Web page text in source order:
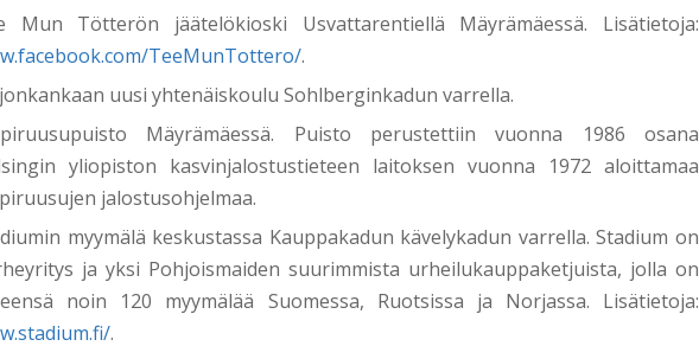
Mun Tötterön jäätelökioski Usvattarentiellä Mäyrämäessä. Lisätietoja:
TeeMunTottero/.
uusi yhtenäiskoulu Sohlberginkadun varrella.
Mäyrämäessä. Puisto perustettiin vuonna 1986 osana
yliopiston kasvinjalostustieteen laitoksen vuonna 1972 aloittamaa
jalostusohjelmaa.
myymälä keskustassa Kauppakadun kävelykadun varrella. Stadium on
ja yksi Pohjoismaiden suurimmista urheilukauppaketjuista, jolla on
noin 120 myymälää Suomessa, Ruotsissa ja Norjassa. Lisätietoja:
.